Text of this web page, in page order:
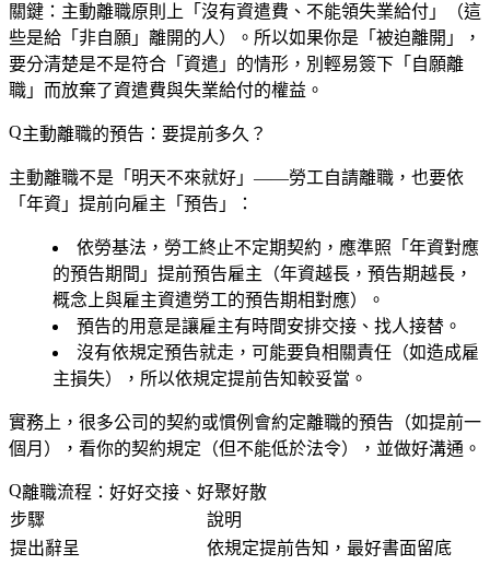
關鍵： 主動離職原則上「沒有資遣費、不能領失業給付」
（這
些是給「非自願」離開的人）。所以如果你是「被迫離開」，
要分清楚是不是符合「資遣」的情形，別輕易簽下「自願離
職」而放棄了資遣費與失業給付的權益。
主動離職的預告：要提前多久？
主動離職不是「明天不來就好」——勞工自請離職，也要依
「年資」提前向雇主「預告」：
依勞基法，勞工終止不定期契約，應準照「年資對應
的預告期間」提前預告雇主（年資越長，預告期越長，
概念上與雇主資遣勞工的預告期相對應）。
預告的用意是讓雇主有時間安排交接、找人接替。
沒有依規定預告就走，可能要負相關責任 （如造成雇
主損失），所以依規定提前告知較妥當。
實務上，很多公司的契約或慣例會約定離職的預告（如提前一
個月），看你的契約規定（但不能低於法令），並做好溝通。
離職流程：好好交接、好聚好散
步驟
說明
提出辭呈
依規定提前告知，最好書面留底